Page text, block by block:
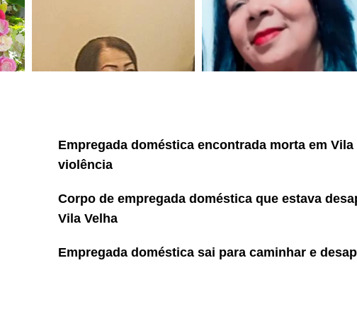
Empregada doméstica encontrada morta em
violência
Corpo de empregada doméstica que estava
Vila Velha
Empregada doméstica sai para caminhar e